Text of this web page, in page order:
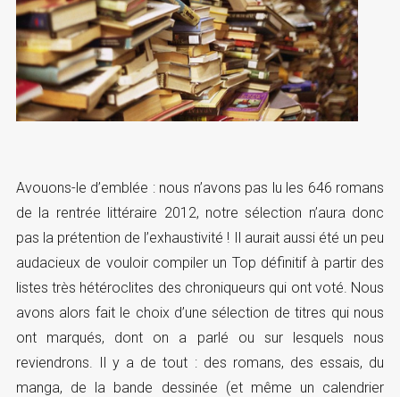
Avouons-le d’emblée : nous n’avons pas lu les 646 romans
de la rentrée littéraire 2012, notre sélection n’aura donc
pas la prétention de l’exhaustivité ! Il aurait aussi été un peu
audacieux de vouloir compiler un Top définitif à partir des
listes très hétéroclites des chroniqueurs qui ont voté. Nous
avons alors fait le choix d’une sélection de titres qui nous
ont marqués, dont on a parlé ou sur lesquels nous
reviendrons. Il y a de tout : des romans, des essais, du
manga, de la bande dessinée (et même un calendrier